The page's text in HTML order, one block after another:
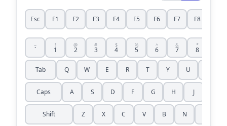
Esc F1 F2 F3 F4 F5 F6 F7 F8
~
`
!
1
@
2
#
3
$
4
%
5
^
6
&
7
*
8
Tab Q W E R T Y U
Caps A S D F G H J
Shift Z X C V B N